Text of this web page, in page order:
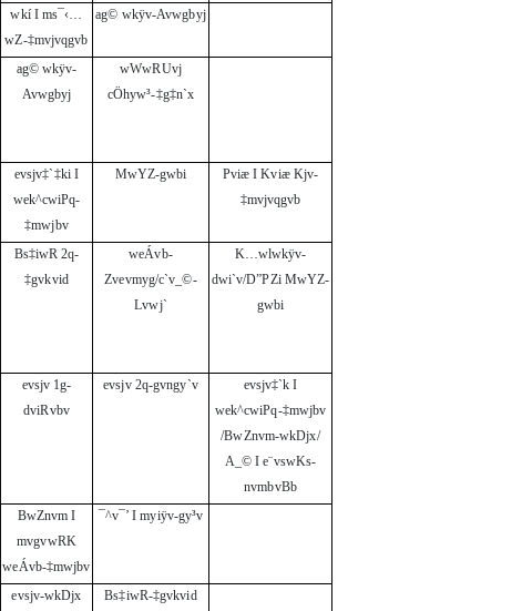
wkí I ms¯‹…
wZ-‡mvjvqgvb
ag© wkÿv-Avwgbyj
ag© wkÿv-
Avwgbyj
wWwRUvj
cÖhyw³-‡g‡n`x
evsjv‡`‡ki I
wek^cwiPq-
‡mwjbv
MwYZ-gwbi
Pviæ I Kviæ Kjv-
‡mvjvqgvb
Bs‡iwR 2q-
‡gvkvid
weÁvb-
Zvevmyg/c`v_©-
Lvwj`
K…wlwkÿv-
dwi`v/D”PZi MwYZ-
gwbi
evsjv 1g-
dviRvbv
evsjv 2q-gvngy`v
evsjv‡`k I
wek^cwiPq-‡mwjbv
/BwZnvm-wkDjx/
A_© I e¨vswKs-
nvmbvBb
BwZnvm I
mvgvwRK
weÁvb-‡mwjbv
¯^v¯’ I myiÿv-gy³v
evsjv-wkDjx Bs‡iwR-‡gvkvid